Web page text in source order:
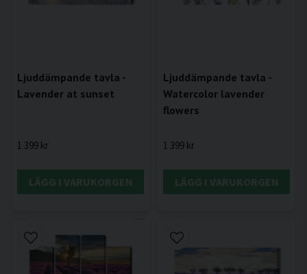
Ljuddämpande tavla -
Lavender at sunset
1 399 kr
LÄGG I VARUKORGEN
Ljuddämpande tavla -
Watercolor lavender
flowers
1 399 kr
LÄGG I VARUKORGEN